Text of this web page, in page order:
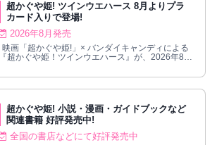
超かぐや姫! ツインウエハース 8月よりプラ
カード入りで登場!
2026年8月発売
映画「超かぐや姫!」× バンダイキャンディによる
『超かぐや姫！ツインウエハース』が、2026年8月
超かぐや姫! 小説・漫画・ガイドブックなど
関連書籍 好評発売中!
全国の書店などにて好評発売中